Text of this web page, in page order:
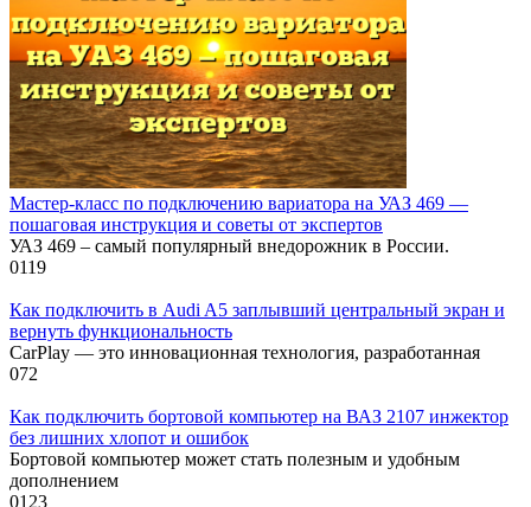
Мастер-класс по подключению вариатора на УАЗ 469 —
пошаговая инструкция и советы от экспертов
УАЗ 469 – самый популярный внедорожник в России.
0119
Как подключить в Audi A5 заплывший центральный экран и
вернуть функциональность
CarPlay — это инновационная технология, разработанная
072
Как подключить бортовой компьютер на ВАЗ 2107 инжектор
без лишних хлопот и ошибок
Бортовой компьютер может стать полезным и удобным
дополнением
0123